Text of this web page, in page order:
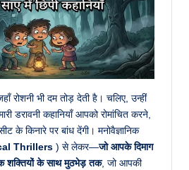
रोशनी भी दम तोड़ देती है। चलिए, उन्हीं
डरावनी कहानियाँ आपको रोमांचित करने,
के किनारे पर बांध देंगी। मनोवैज्ञानिक
Thrillers ) से लेकर—जो आपके दिमाग
शक्तियों के साथ मुठभेड़ तक, जो आपकी